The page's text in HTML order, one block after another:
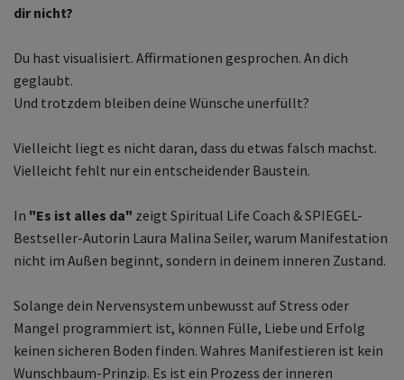
dir nicht?
Du hast visualisiert. Affirmationen gesprochen. An dich
geglaubt.
Und trotzdem bleiben deine Wünsche unerfüllt?
Vielleicht liegt es nicht daran, dass du etwas falsch machst.
Vielleicht fehlt nur ein entscheidender Baustein.
In "Es ist alles da" zeigt Spiritual Life Coach & SPIEGEL-
Bestseller-Autorin Laura Malina Seiler, warum Manifestation
nicht im Außen beginnt, sondern in deinem inneren Zustand.
Solange dein Nervensystem unbewusst auf Stress oder
Mangel programmiert ist, können Fülle, Liebe und Erfolg
keinen sicheren Boden finden. Wahres Manifestieren ist kein
Wunschbaum-Prinzip. Es ist ein Prozess der inneren